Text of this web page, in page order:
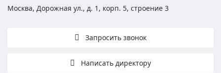
Москва, Дорожная ул., д. 1, корп. 5, строение 3
Запросить звонок
Написать директору